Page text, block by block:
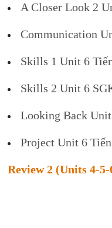
A Closer Look 2
Communication
Skills 1 Unit 6
Skills 2 Unit 6
Looking Back
Project Unit 6
Review 2 (Units 4-